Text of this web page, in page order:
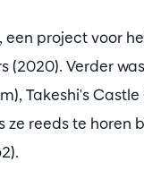
een project voor
(2020). Verder
Takeshi's
ze reeds te horen